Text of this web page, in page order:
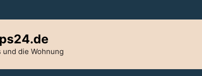
und die Wohnung